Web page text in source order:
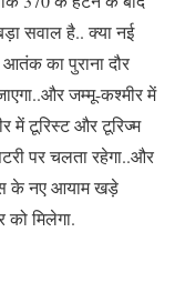
सवाल है.. क्या नई
का पुराना दौर
जम्मू-कश्मीर में
में टूरिस्ट और टूरिज्म
पर चलता रहेगा..और
के नए आयाम खड़े
मिलेगा.